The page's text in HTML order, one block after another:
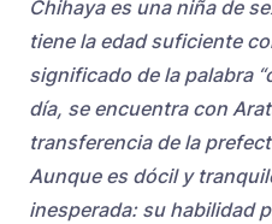
Chihaya es una niña de
tiene la edad suficiente
significado de la palabra
día, se encuentra con
transferencia de la
Aunque es dócil y
inesperada: su habilidad